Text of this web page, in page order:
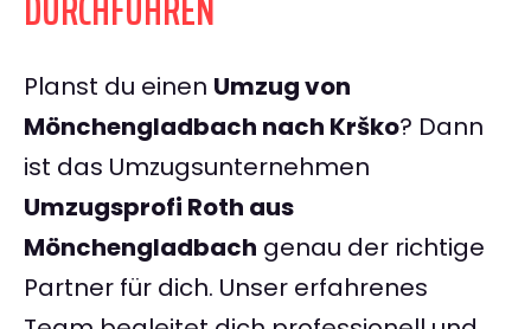
Planst du einen Umzug von
Mönchengladbach nach Krško? Dann
ist das Umzugsunternehmen
Umzugsprofi Roth aus
Mönchengladbach genau der richtige
Partner für dich. Unser erfahrenes